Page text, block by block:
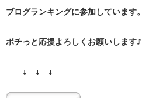
ブログランキングに参加しています。
ポチっと応援よろしくお願いします♪
↓ ↓ ↓